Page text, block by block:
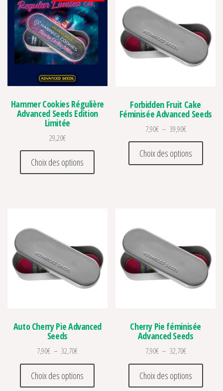
une conservation idéale des graines.
Hammer Cookies Régulière
Advanced Seeds Edition
Limitée
29,20€
Choix des options
Ce produit a plusieurs variations. Les
Forbidden Fruit Cake
Féminisée Advanced Seeds
7,90€ – 39,90€Plage de prix
Choix des options
Ce
Auto Cherry Pie Advanced
Seeds
7,90€ – 32,70€Plage de prix : 7,90€ à 32,70€
Choix des options
Ce produit a plusieurs variations. Les
Cherry Pie féminisée
Advanced Seeds
7,90€ – 32,70€Plage de prix
Choix des options
Ce